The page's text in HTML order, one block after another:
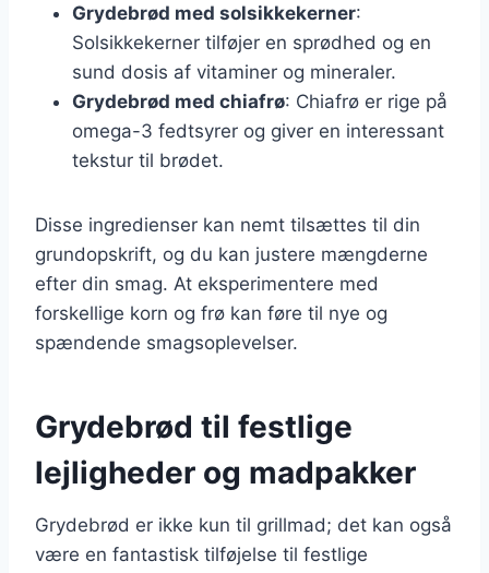
Grydebrød med solsikkekerner:
Solsikkekerner tilføjer en sprødhed og en
sund dosis af vitaminer og mineraler.
Grydebrød med chiafrø: Chiafrø er rige på
omega-3 fedtsyrer og giver en interessant
tekstur til brødet.
Disse ingredienser kan nemt tilsættes til din
grundopskrift, og du kan justere mængderne
efter din smag. At eksperimentere med
forskellige korn og frø kan føre til nye og
spændende smagsoplevelser.
Grydebrød til festlige
lejligheder og madpakker
Grydebrød er ikke kun til grillmad; det kan også
være en fantastisk tilføjelse til festlige